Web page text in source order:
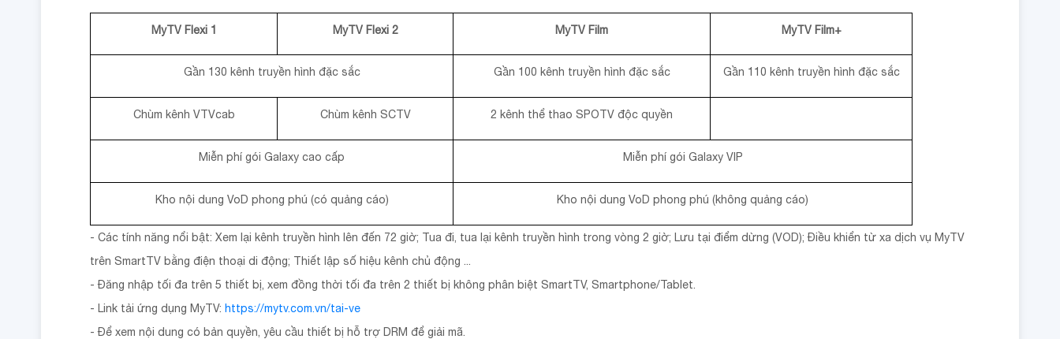
MyTV Flexi 1 MyTV Flexi 2 MyTV Film MyTV Film+
Gần 130 kênh truyền hình đặc sắc Gần 100 kênh truyền hình đặc sắc Gần 110 kênh truyền hình đặc sắc
Chùm kênh VTVcab Chùm kênh SCTV 2 kênh thể thao SPOTV độc quyền
Miễn phí gói Galaxy cao cấp Miễn phí gói Galaxy VIP
Kho nội dung VoD phong phú (có quảng cáo) Kho nội dung VoD phong phú (không quảng cáo)
- Các tính năng nổi bật: Xem lại kênh truyền hình lên đến 72 giờ; Tua đi, tua lại kênh truyền hình trong vòng 2 giờ; Lưu tại điểm dừng (VOD); Điều khiển từ xa dịch vụ MyTV
trên SmartTV bằng điện thoại di động; Thiết lập số hiệu kênh chủ động ...
- Đăng nhập tối đa trên 5 thiết bị, xem đồng thời tối đa trên 2 thiết bị không phân biệt SmartTV, Smartphone/Tablet.
- Link tải ứng dụng MyTV: https://mytv.com.vn/tai-ve
- Để xem nội dung có bản quyền, yêu cầu thiết bị hỗ trợ DRM để giải mã.